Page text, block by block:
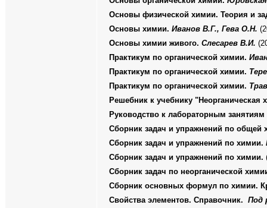
Основы физической химии. Теория и
Основы химии. Иванов В.Г., Гева О.Н.
Основы химии живого. Слесарев В.И.
Практикум по органической химии.
Практикум по органической химии.
Практикум по органической химии.
Решебник к учебнику
Руководство к лабораторным
Сборник задач и упражнений по общей
Сборник задач и упражнений по химии.
Сборник задач и упражнений по химии.
Сборник задач по неорганической
Сборник основных формул по химии.
Свойства элементов. Справочник. Под